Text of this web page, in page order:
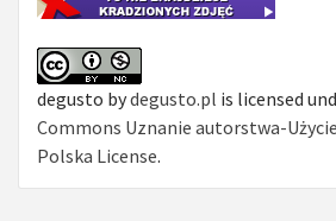
degusto bydegusto.pl is licensed
Commons Uznanie autorstwa-
Polska License.